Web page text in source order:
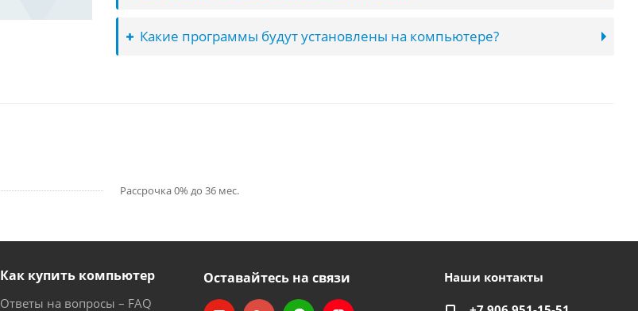
Какие программы будут установлены на компьютере?
Рассрочка 0% до 36 мес.
Как купить компьютер
Ответы на вопросы – FAQ
Оставайтесь на связи Наши контакты